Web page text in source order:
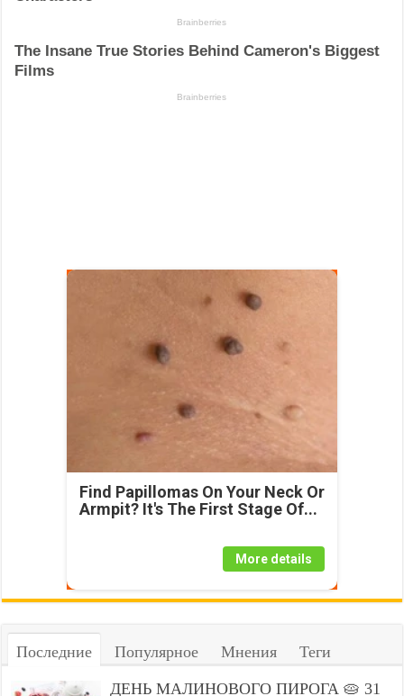
Find Papillomas On Your Neck Or
Armpit? It's The First Stage Of...
More details
Последние Популярное Мнения Теги
ДЕНЬ МАЛИНОВОГО ПИРОГА 🥧 31